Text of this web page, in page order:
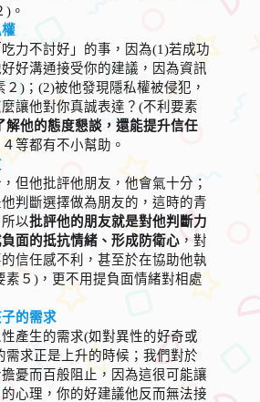
。
力不討好」的事，因為(1)若成功
好溝通接受你的建議，因為資訊
)；(2)被他發現隱私權被侵犯，
讓他對你真誠表達？(不利要素
解他的態度懇談，還能提升信任
等都有不小幫助。
但他批評他朋友，他會氣十分；
判斷選擇做為朋友的，這時的青
以批評他的朋友就是對他判斷力
面的抵抗情緒、形成防衛心 ，對
信任感不利，甚至於在協助他執
素５)，更不用提負面情緒對相處
的需求
產生的需求(如對異性的好奇或
需求正是上升的時候；我們對於
憂而百般阻止，因為這很可能讓
心理，你的好建議他反而無法接